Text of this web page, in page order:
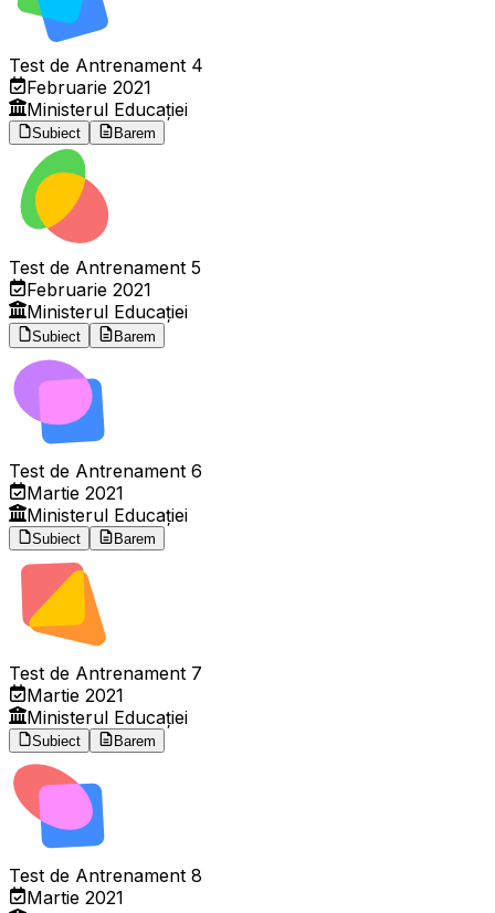
Test de Antrenament 4
Februarie 2021
Ministerul Educației
Subiect Barem
Test de Antrenament 5
Februarie 2021
Ministerul Educației
Subiect Barem
Test de Antrenament 6
Martie 2021
Ministerul Educației
Subiect Barem
Test de Antrenament 7
Martie 2021
Ministerul Educației
Subiect Barem
Test de Antrenament 8
Martie 2021